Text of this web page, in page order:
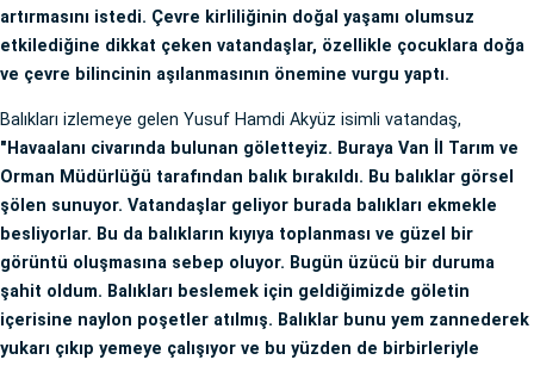
artırmasını istedi. Çevre kirliliğinin doğal yaşamı olumsuz
etkilediğine dikkat çeken vatandaşlar, özellikle çocuklara doğa
ve çevre bilincinin aşılanmasının önemine vurgu yaptı.
Balıkları izlemeye gelen Yusuf Hamdi Akyüz isimli vatandaş,
"Havaalanı civarında bulunan göletteyiz. Buraya Van İl Tarım ve
Orman Müdürlüğü tarafından balık bırakıldı. Bu balıklar görsel
şölen sunuyor. Vatandaşlar geliyor burada balıkları ekmekle
besliyorlar. Bu da balıkların kıyıya toplanması ve güzel bir
görüntü oluşmasına sebep oluyor. Bugün üzücü bir duruma
şahit oldum. Balıkları beslemek için geldiğimizde göletin
içerisine naylon poşetler atılmış. Balıklar bunu yem zannederek
yukarı çıkıp yemeye çalışıyor ve bu yüzden de birbirleriyle